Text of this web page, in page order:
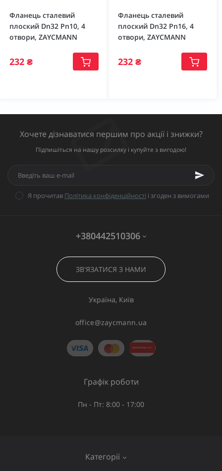
Фланець сталевий
плоский Dn32 Pn10, 4
отвори, ZAYCMANN
232 ₴
Фланець сталевий
плоский Dn32 Pn16, 4
отвори, ZAYCMANN
232 ₴
Хочете дізнаватися першим про акції і знижки?
Підпишіться на нашу розсилку і купуйте з вигодою!
Я прочитав Політика конфіденційності і згоден з вимогами
+380442510306
ЗВ'ЯЗАТИСЯ З НАМИ
Україна, Київ
office@zaycmann.ua
Категорії
Графік роботи
Пн - Пт: 8:00 - 17:00